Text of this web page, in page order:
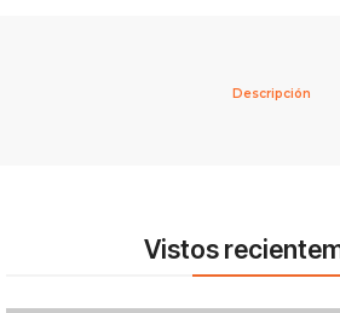
Descripción
Vistos